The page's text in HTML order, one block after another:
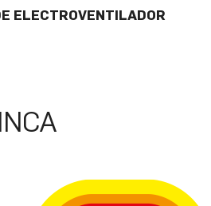
ELECTROVENTILADOR